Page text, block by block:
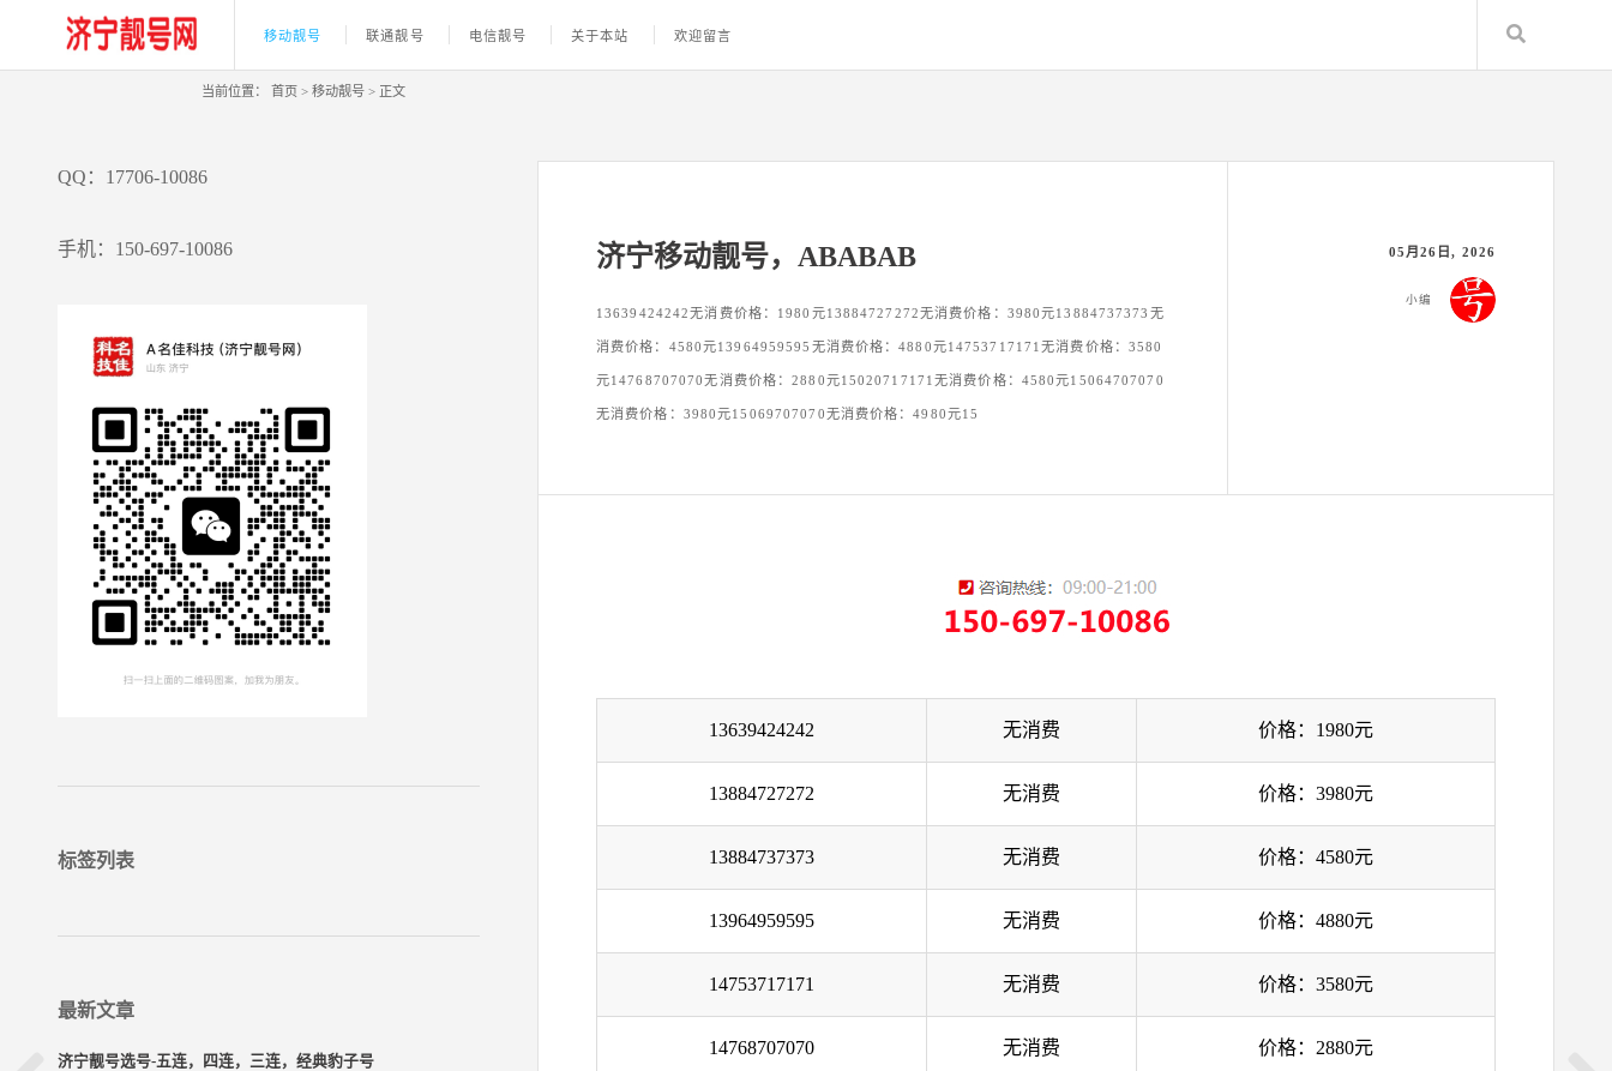
移动靓号 联通靓号 电信靓号 关于本站 欢迎留言
当前位置： 首页 > 移动靓号 > 正文
济宁移动靓号，ABABAB
13639424242无消费价格：1980元13884727272无消费价格：3980元13884737373无
消费价格：4580元13964959595无消费价格：4880元14753717171无消费价格：3580
元14768707070无消费价格：2880元15020717171无消费价格：4580元15064707070
无消费价格：3980元15069707070无消费价格：4980元15
05月26日, 2026
小编
13639424242 无消费 价格：1980元
13884727272 无消费 价格：3980元
13884737373 无消费 价格：4580元
13964959595 无消费 价格：4880元
14753717171 无消费 价格：3580元
14768707070 无消费 价格：2880元
QQ：17706-10086
手机：150-697-10086
标签列表
最新文章
济宁靓号选号-五连，四连，三连，经典豹子号